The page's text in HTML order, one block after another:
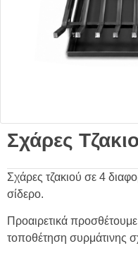
Σχάρες
Σχάρες τζακιού σε 4
σίδερο.
Προαιρετικά προσθέτουμε
τοποθέτηση συρμάτινης